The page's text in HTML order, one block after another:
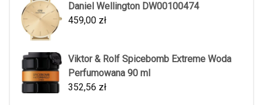
Daniel Wellington DW00100474
459,00 zł
Viktor & Rolf Spicebomb Extreme Woda
Perfumowana 90 ml
352,56 zł